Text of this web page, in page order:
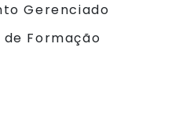
Gerenciado
Formação